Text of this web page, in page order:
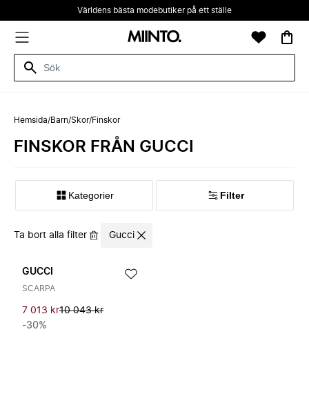
Världens bästa modebutiker på ett ställe
Hemsida/Barn/Skor/Finskor
FINSKOR FRÅN GUCCI
Kategorier Filter
Ta bort alla filter Gucci
GUCCI
SCARPA
7 013 kr10 043 kr
-30%